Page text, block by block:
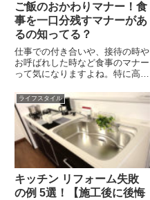
ご飯のおかわりマナー！食
事を一口分残すマナーがあ
るの知ってる？
仕事での付き合いや、接待の時や
お呼ばれした時など食事のマナー
って気になりますよね。特に高級
いいのでしょうか？むしろした方
がいいのかな？などと、何が正し
いのかイマイチわからないという
方も多いのではないでしょう
か？...
ライフスタイル
キッチン リフォーム失敗
の例 5選！【施工後に後悔